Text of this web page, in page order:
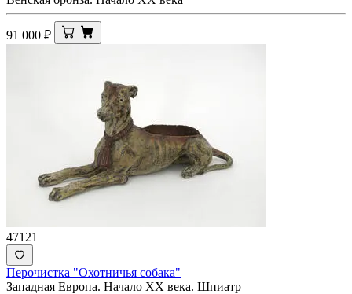
91 000 ₽
47121
Перочистка "Охотничья собака"
Западная Европа. Начало ХХ века. Шпиатр